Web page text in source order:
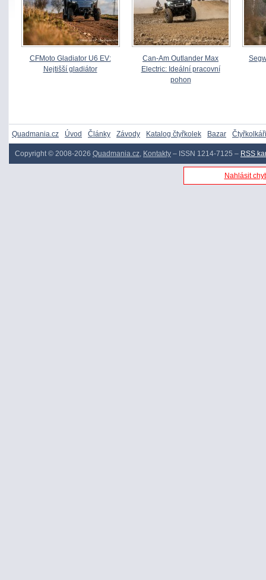
CFMoto Gladiator U6 EV:
Nejtišší gladiátor
Can-Am Outlander Max
Electric: Ideální pracovní
pohon
Quadmania.cz Úvod Články Závody Katalog čtyřkolek Bazar Čtyřkolkáři
Copyright © 2008-2026 Quadmania.cz, Kontakty – ISSN 1214-7125 – RSS
Nahlásit